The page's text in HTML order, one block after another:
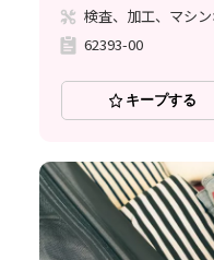
検査、加工、マシ
62393-00
キープする